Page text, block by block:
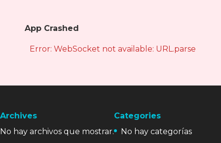
App Crashed
Error: WebSocket not available: URL.parse is
Archives
No hay archivos que mostrar.
Categories
No hay categorías